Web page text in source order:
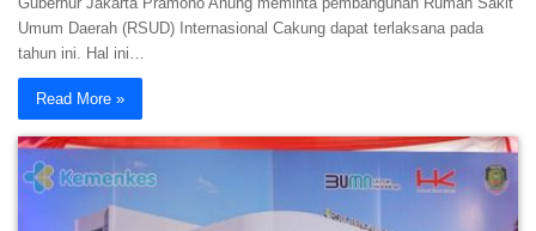
Umum Daerah (RSUD) Internasional Cakung dapat terlaksana pada
tahun ini. Hal ini…
Read More »